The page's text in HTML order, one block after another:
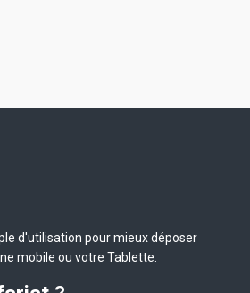
d'utilisation pour mieux déposer
mobile ou votre Tablette.